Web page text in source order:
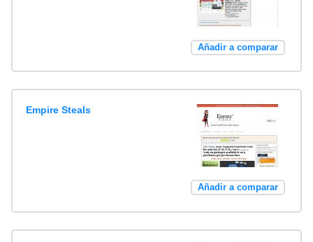
Añadir a comparar
Empire Steals
Añadir a comparar